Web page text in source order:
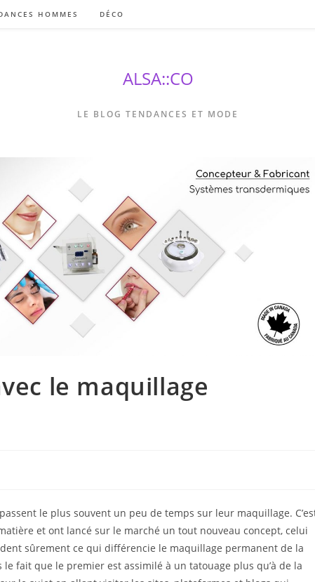
HOMMES DÉCO
ALSA::CO
LE BLOG TENDANCES ET MODE
le maquillage
le plus souvent un peu de temps sur leur maquillage.
et ont lancé sur le marché un tout nouveau concept, celui
sûrement ce qui différencie le maquillage permanent de la
fait que le premier est assimilé à un tatouage plus qu’à de la